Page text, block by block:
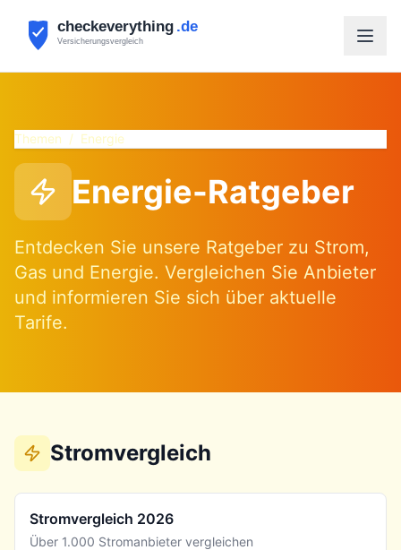
Themen / Energie
Energie-Ratgeber
Entdecken Sie unsere Ratgeber zu Strom,
Gas und Energie. Vergleichen Sie Anbieter
und informieren Sie sich über aktuelle
Tarife.
Stromvergleich
Stromvergleich 2026
Über 1.000 Stromanbieter vergleichen